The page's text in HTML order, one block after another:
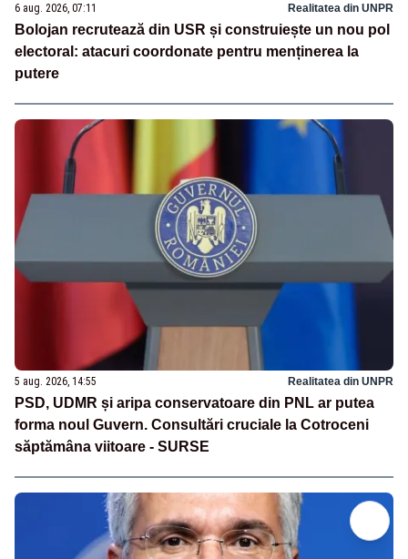
6 aug. 2026, 07:11 Realitatea din UNPR
Bolojan recrutează din USR și construiește un nou pol
electoral: atacuri coordonate pentru menținerea la
putere
5 aug. 2026, 14:55 Realitatea din UNPR
PSD, UDMR și aripa conservatoare din PNL ar putea
forma noul Guvern. Consultări cruciale la Cotroceni
săptămâna viitoare - SURSE